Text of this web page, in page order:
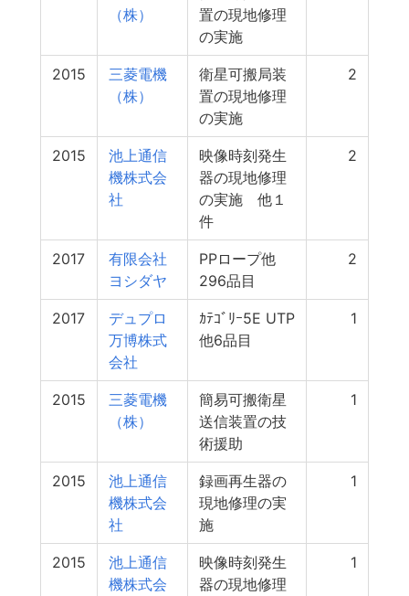
（株）
置の現地修理
の実施
2015
三菱電機
（株）
衛星可搬局装
置の現地修理
の実施
2
2015
池上通信
機株式会
社
映像時刻発生
器の現地修理
の実施 他１
件
2
2017
有限会社
ヨシダヤ
PPロープ他
296品目
2
2017
デュプロ
万博株式
会社
ｶﾃｺﾞﾘｰ5E UTP
他6品目
1
2015
三菱電機
（株）
簡易可搬衛星
送信装置の技
術援助
1
2015
池上通信
機株式会
社
録画再生器の
現地修理の実
施
1
2015
池上通信
機株式会
映像時刻発生
器の現地修理
1